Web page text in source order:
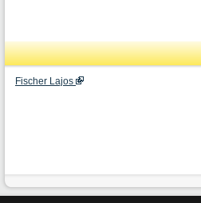
Fischer Lajos